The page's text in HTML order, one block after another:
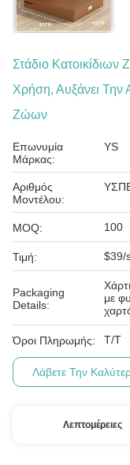
Στάδιο
Χρήση, Αυξάνει Την
Ζώων
Επωνυμία
Μάρκας:
YS
Αριθμός
Μοντέλου:
MOQ: 100
Τιμή: $39/
Packaging
Details:
με
Όροι Πληρωμής: T/T
Λάβετε Την
Λεπτομέρειες